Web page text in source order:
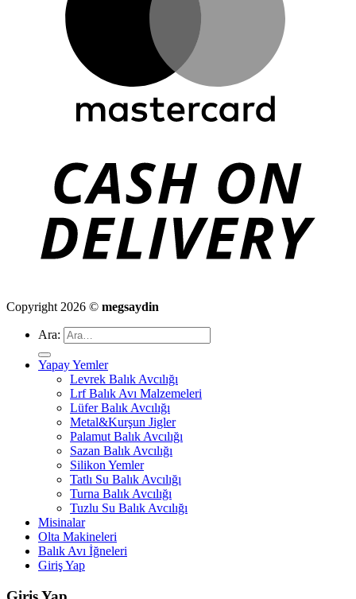
Copyright 2026 © megsaydin
Ara:
Yapay Yemler
Levrek Balık Avcılığı
Lrf Balık Avı Malzemeleri
Lüfer Balık Avcılığı
Metal&Kurşun Jigler
Palamut Balık Avcılığı
Sazan Balık Avcılığı
Silikon Yemler
Tatlı Su Balık Avcılığı
Turna Balık Avcılığı
Tuzlu Su Balık Avcılığı
Misinalar
Olta Makineleri
Balık Avı İğneleri
Giriş Yap